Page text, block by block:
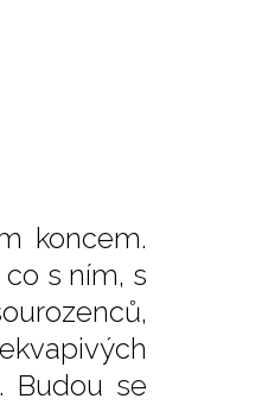
koncem.
s ním, s
Budou se